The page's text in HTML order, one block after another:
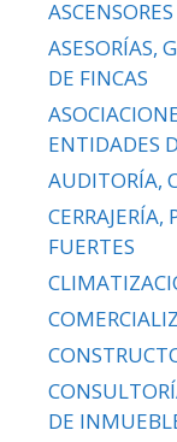
ASESORÍAS,
DE FINCAS
ENTIDADES
AUDITORÍA,
CERRAJERÍA,
FUERTES
DE